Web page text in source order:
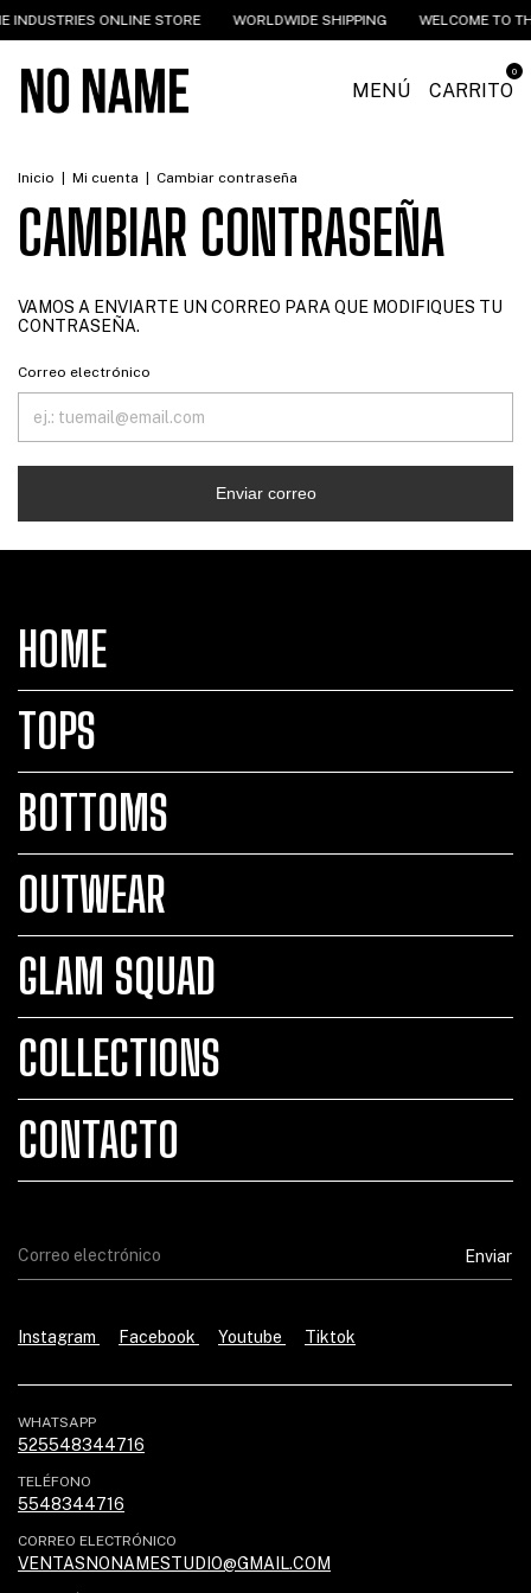
INDUSTRIES ONLINE STORE WORLDWIDE SHIPPING WELCOME TO
MENÚ CARRITO
0
Inicio Mi cuenta Cambiar contraseña
CAMBIAR CONTRASEÑA
VAMOS A ENVIARTE UN CORREO PARA QUE MODIFIQUES TU
CONTRASEÑA.
Correo electrónico
Enviar correo
HOME
TOPS
BOTTOMS
OUTWEAR
GLAM SQUAD
COLLECTIONS
CONTACTO
Instagram Facebook Youtube Tiktok
WHATSAPP
525548344716
TELÉFONO
5548344716
CORREO ELECTRÓNICO
VENTASNONAMESTUDIO@GMAIL.COM